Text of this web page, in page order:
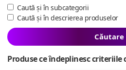
Caută și în subcategorii
Caută și în descrierea produselor
Căutare
Produse ce îndeplinesc criteriile